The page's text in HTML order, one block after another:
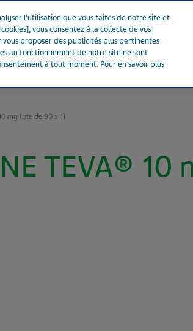
10 mg (bte de 90 x 1)
TEVA®
l’utilisation que vous faites de notre site et
vous consentez à la collecte de vos
proposer des publicités plus pertinentes
au fonctionnement de notre site ne sont
à tout moment. Pour en savoir plus